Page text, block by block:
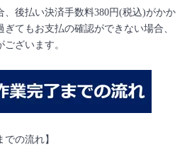
、後払い決済手数料380円(税込)がかか
てもお支払の確認ができない場合、
ざいます。
での流れ】